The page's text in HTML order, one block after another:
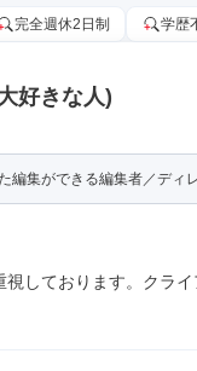
完全週休2日制 学歴
好きな人)
編集ができる編集者／ディ
しております。クライ